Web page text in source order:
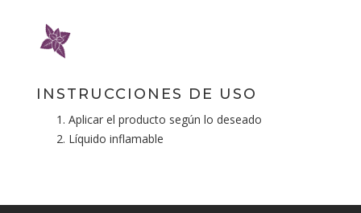
INSTRUCCIONES DE USO
Aplicar el producto según lo deseado
Líquido inflamable